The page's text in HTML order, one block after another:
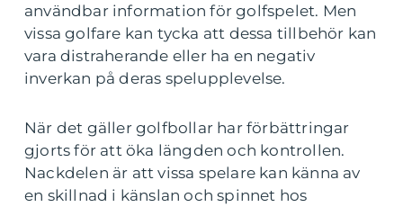
användbar information för golfspelet. Men
vissa golfare kan tycka att dessa tillbehör kan
vara distraherande eller ha en negativ
inverkan på deras spelupplevelse.
När det gäller golfbollar har förbättringar
gjorts för att öka längden och kontrollen.
Nackdelen är att vissa spelare kan känna av
en skillnad i känslan och spinnet hos